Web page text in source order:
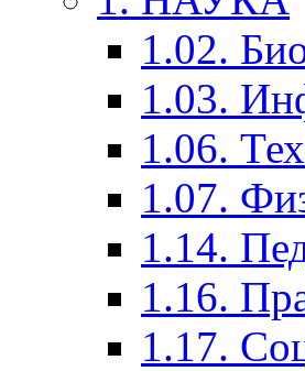
1.02.
1.03.
1.06.
1.07.
1.14.
1.16.
1.17.